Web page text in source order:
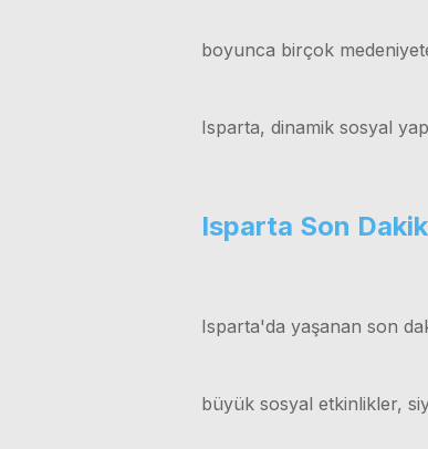
boyunca birçok
Isparta, dinamik sosyal
Isparta Son
Isparta'da yaşanan son
büyük sosyal etkinlikler,